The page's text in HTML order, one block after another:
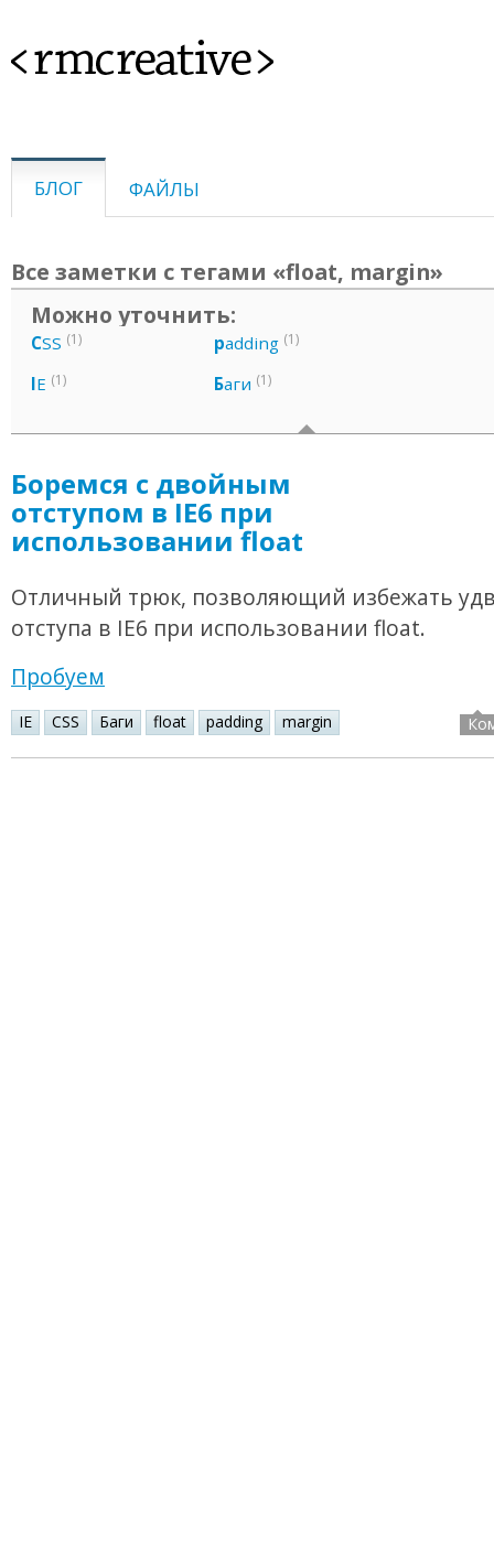
<rmcreative>
БЛОГ ФАЙЛЫ
Все заметки с тегами «float, margin»
Можно уточнить:
CSS (1)
IE (1)
padding (1)
Баги (1)
Боремся с двойным
отступом в IE6 при
использовании float
Отличный трюк, позволяющий избежать
отступа в IE6 при использовании float.
Пробуем
IE CSS Баги float padding margin